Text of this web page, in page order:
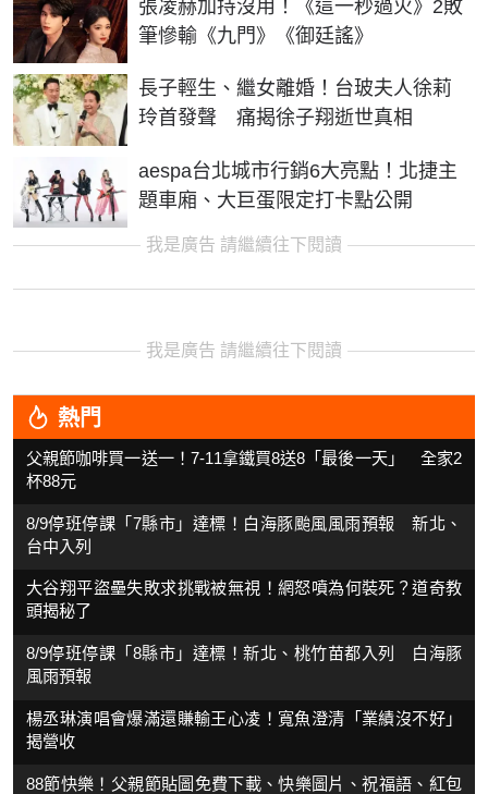
張凌赫加持沒用！《這一秒過火》2敗
筆慘輸《九門》《御廷謠》
長子輕生、繼女離婚！台玻夫人徐莉
玲首發聲 痛揭徐子翔逝世真相
aespa台北城市行銷6大亮點！北捷主
題車廂、大巨蛋限定打卡點公開
我是廣告 請繼續往下閱讀
我是廣告 請繼續往下閱讀
熱門
父親節咖啡買一送一！7-11拿鐵買8送8「最後一天」 全家2
杯88元
8/9停班停課「7縣市」達標！白海豚颱風風雨預報 新北、
台中入列
大谷翔平盜壘失敗求挑戰被無視！網怒噴為何裝死？道奇教
頭揭秘了
8/9停班停課「8縣市」達標！新北、桃竹苗都入列 白海豚
風雨預報
楊丞琳演唱會爆滿還賺輸王心凌！寬魚澄清「業績沒不好」
揭營收
88節快樂！父親節貼圖免費下載、快樂圖片、祝福語、紅包